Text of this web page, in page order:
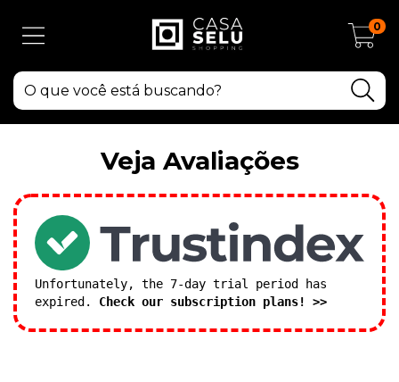
0
Veja Avaliações
Unfortunately, the 7-day trial period has
expired. Check our subscription plans! >>